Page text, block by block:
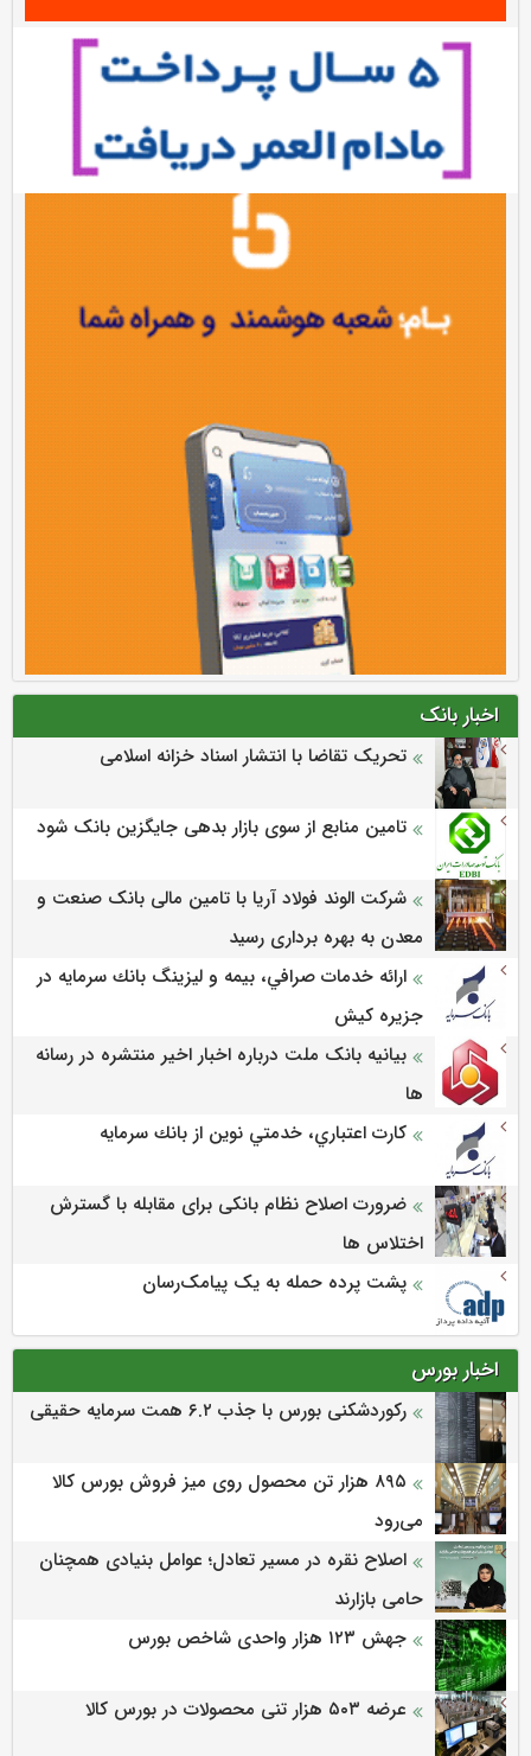
اخبار بانک
تحریک تقاضا با انتشار اسناد خزانه اسلامی
تامین منابع از سوی بازار بدهی جایگزین بانک شود
شرکت الوند فولاد آریا با تامین مالی بانک صنعت و
معدن به بهره برداری رسید
ارائه خدمات صرافي، بيمه و ليزينگ بانك سرمايه در
جزيره كيش
بیانیه بانک ملت درباره اخبار اخیر منتشره در رسانه
ها
كارت اعتباري، خدمتي نوين از بانك سرمايه
ضرورت اصلاح نظام بانکی برای مقابله با گسترش
اختلاس ها
پشت پرده حمله به یک پیامک‌رسان
اخبار بورس
رکوردشکنی بورس با جذب ۶.۲ همت سرمایه حقیقی
۸۹۵ هزار تن محصول روی میز فروش بورس کالا
می‌‌رود
اصلاح نقره در مسیر تعادل؛ عوامل بنیادی همچنان
حامی بازارند
جهش ۱۲۳ هزار واحدی شاخص بورس
عرضه ۵۰۳ هزار تنی محصولات در بورس کالا